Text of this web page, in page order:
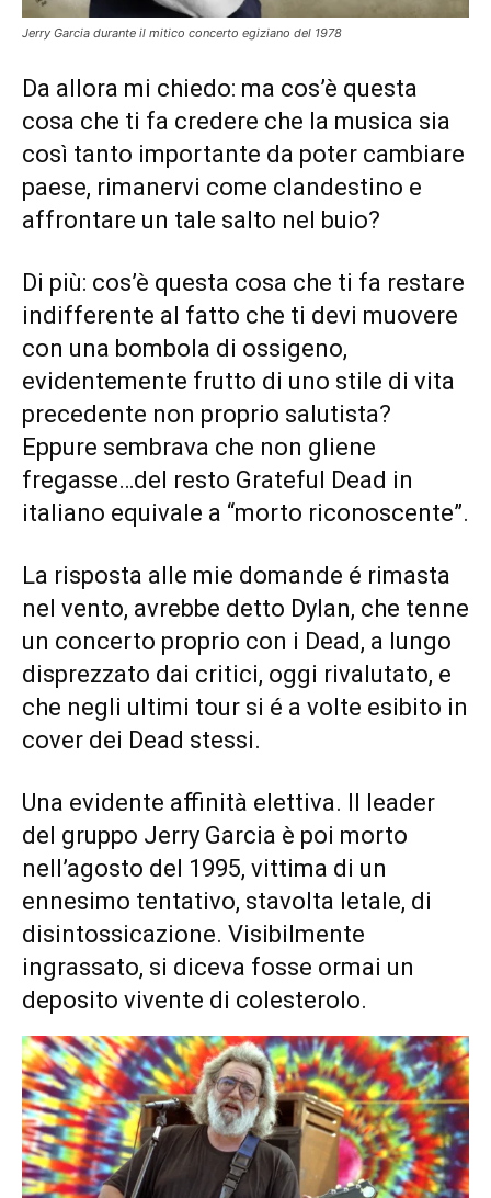
Jerry Garcia durante il mitico concerto egiziano del 1978
Da allora mi chiedo: ma cos’è questa
cosa che ti fa credere che la musica sia
così tanto importante da poter cambiare
paese, rimanervi come clandestino e
affrontare un tale salto nel buio?
Di più: cos’è questa cosa che ti fa restare
indifferente al fatto che ti devi muovere
con una bombola di ossigeno,
evidentemente frutto di uno stile di vita
precedente non proprio salutista?
Eppure sembrava che non gliene
fregasse…del resto Grateful Dead in
italiano equivale a “morto riconoscente”.
La risposta alle mie domande é rimasta
nel vento, avrebbe detto Dylan, che tenne
un concerto proprio con i Dead, a lungo
disprezzato dai critici, oggi rivalutato, e
che negli ultimi tour si é a volte esibito in
cover dei Dead stessi.
Una evidente affinità elettiva. Il leader
del gruppo Jerry Garcia è poi morto
nell’agosto del 1995, vittima di un
ennesimo tentativo, stavolta letale, di
disintossicazione. Visibilmente
ingrassato, si diceva fosse ormai un
deposito vivente di colesterolo.